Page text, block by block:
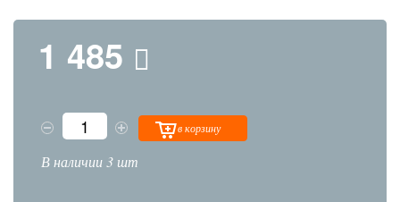
1 485
в корзину
В наличии 3 шт